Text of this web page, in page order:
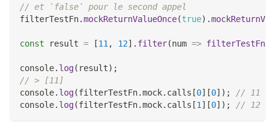
// et `false` pour le second appel
filterTestFn.mockReturnValueOnce(true) .
const result = [11 , 12] . filter(num => filterTestFn
console. log( result) ;
// > [11]
console. log(filterTestFn.mock. calls [0] [0] ) ;
// 11
console. log(filterTestFn.mock. calls [1 ] [0] ) ; // 12